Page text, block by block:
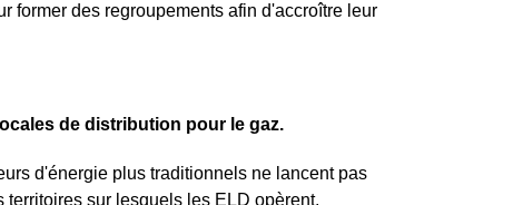
former des regroupements afin d'accroître leur
de distribution pour le gaz.
d'énergie plus traditionnels ne lancent pas
territoires sur lesquels les ELD opèrent,